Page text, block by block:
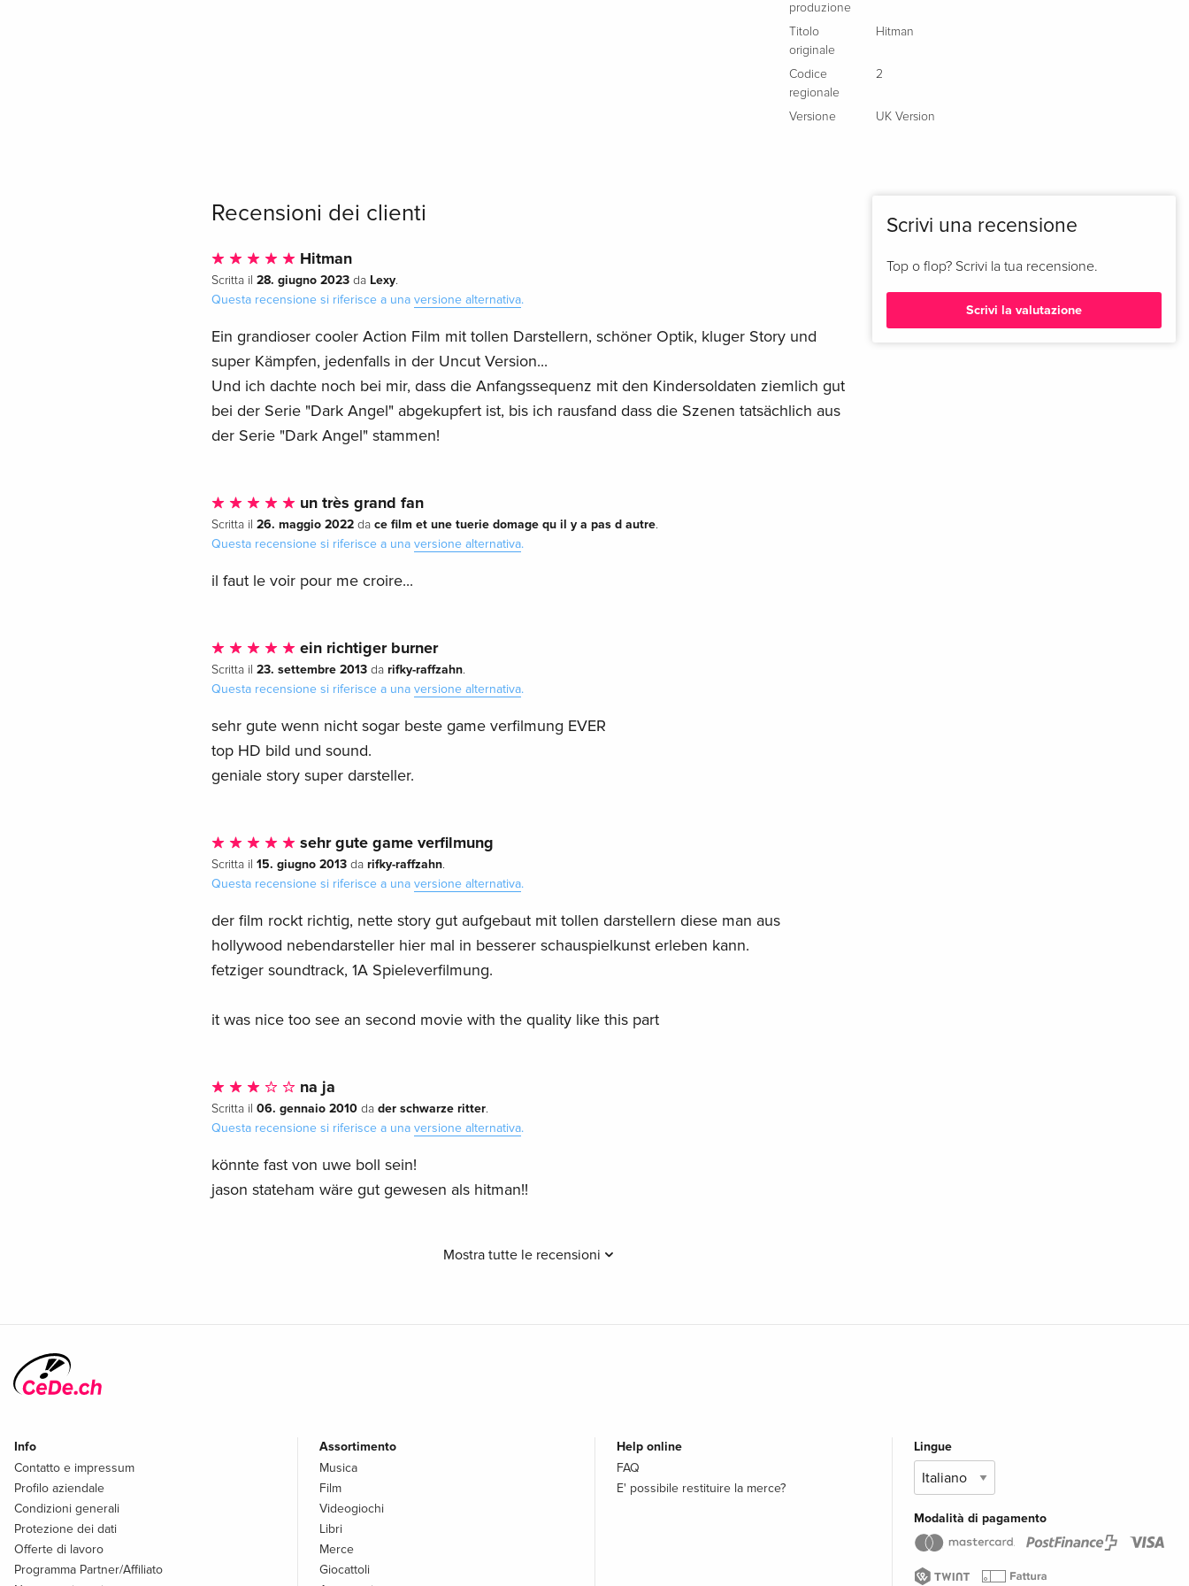
produzione
Titolo
originale
Hitman
Codice
regionale
2
Versione UK Version
Recensioni dei clienti
Hitman
Scritta il 28. giugno 2023da Lexy.
Questa recensione si riferisce a una versione alternativa.
Ein grandioser cooler Action Film mit tollen Darstellern, schöner Optik, kluger Story und
super Kämpfen, jedenfalls in der Uncut Version...
Und ich dachte noch bei mir, dass die Anfangssequenz mit den Kindersoldaten ziemlich gut
bei der Serie "Dark Angel" abgekupfert ist, bis ich rausfand dass die Szenen tatsächlich aus
der Serie "Dark Angel" stammen!
un très grand fan
Scritta il 26. maggio 2022da ce film et une tuerie domage qu il y a pas d autre.
Questa recensione si riferisce a una versione alternativa.
il faut le voir pour me croire...
ein richtiger burner
Scritta il 23. settembre 2013da rifky-raffzahn.
Questa recensione si riferisce a una versione alternativa.
sehr gute wenn nicht sogar beste game verfilmung EVER
top HD bild und sound.
geniale story super darsteller.
sehr gute game verfilmung
Scritta il 15. giugno 2013da rifky-raffzahn.
Questa recensione si riferisce a una versione alternativa.
der film rockt richtig, nette story gut aufgebaut mit tollen darstellern diese man aus
hollywood nebendarsteller hier mal in besserer schauspielkunst erleben kann.
fetziger soundtrack, 1A Spieleverfilmung.
it was nice too see an second movie with the quality like this part
na ja
Scritta il 06. gennaio 2010da der schwarze ritter.
Questa recensione si riferisce a una versione alternativa.
könnte fast von uwe boll sein!
jason stateham wäre gut gewesen als hitman!!
Mostra tutte le recensioni
Scrivi una recensione
Top o flop? Scrivi la tua recensione.
Scrivi la valutazione
Info
Contatto e impressum
Profilo aziendale
Condizioni generali
Protezione dei dati
Offerte di lavoro
Programma Partner/Affiliato
Assortimento
Musica
Film
Videogiochi
Libri
Merce
Giocattoli
Help online
FAQ
E' possibile restituire la merce?
Lingue
Modalità di pagamento